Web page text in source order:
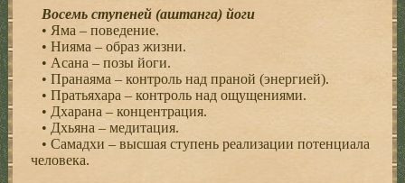
Восемь ступеней (аштанга) йоги
• Яма – поведение.
• Нияма – образ жизни.
• Асана – позы йоги.
• Пранаяма – контроль над праной (энергией).
• Пратьяхара – контроль над ощущениями.
• Дхарана – концентрация.
• Дхьяна – медитация.
• Самадхи – высшая ступень реализации потенциала
человека.